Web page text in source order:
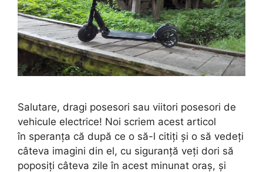
Salutare, dragi posesori sau viitori posesori de
vehicule electrice! Noi scriem acest articol
în speranța că după ce o să-l citiți și o să vedeți
câteva imagini din el, cu siguranță veți dori să
poposiți câteva zile în acest minunat oraș, și